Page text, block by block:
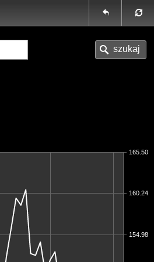
154.98
160.24
165.50